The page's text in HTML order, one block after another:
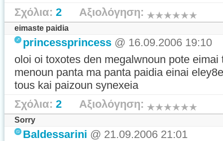
Σχόλια: 2 Αξιολόγηση:
eimaste paidia
princessprincess @ 16.09.2006 19:10
oloi oi toxotes den megalwnoun pote
menoun panta ma panta paidia einai
tous kai paizoun synexeia
Σχόλια: 2 Αξιολόγηση:
Sorry
Baldessarini @ 21.09.2006 21:01